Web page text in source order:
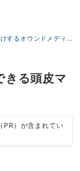
るオウンドメディア
きる頭皮マ
PR）が含まれてい